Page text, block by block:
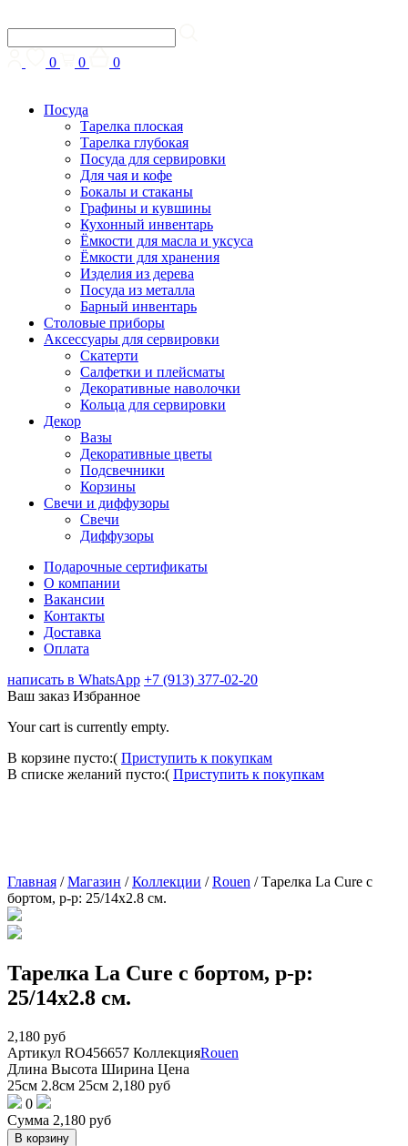
0 0 0
Посуда
Тарелка плоская
Тарелка глубокая
Посуда для сервировки
Для чая и кофе
Бокалы и стаканы
Графины и кувшины
Кухонный инвентарь
Ёмкости для масла и уксуса
Ёмкости для хранения
Изделия из дерева
Посуда из металла
Барный инвентарь
Столовые приборы
Аксессуары для сервировки
Скатерти
Cалфетки и плейсматы
Декоративные наволочки
Кольца для сервировки
Декор
Вазы
Декоративные цветы
Подсвечники
Корзины
Свечи и диффузоры
Свечи
Диффузоры
Подарочные сертификаты
О компании
Вакансии
Контакты
Доставка
Оплата
написать в WhatsApp +7 (913) 377-02-20
Ваш заказ Избранное
Your cart is currently empty.
В корзине пусто:( Приступить к покупкам
В списке желаний пусто:( Приступить к покупкам
Главная /Магазин /Коллекции /Rouen /Тарелка La Cure с
бортом, р-р: 25/14х2.8 см.
Тарелка La Cure с бортом, р-р:
25/14х2.8 см.
2,180 руб
Артикул RO456657 КоллекцияRouen
Длина Высота Ширина Цена
25см 2.8см 25см 2,180 руб
0
Сумма 2,180 руб
В корзину